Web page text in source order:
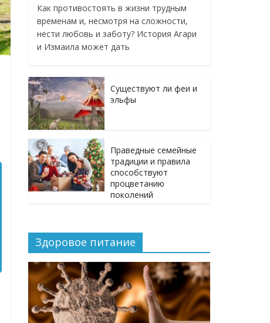
Как противостоять в жизни трудным
временам и, несмотря на сложности,
нести любовь и заботу? История Агари
и Измаила может дать
Существуют ли феи и
эльфы
Праведные семейные
традиции и правила
способствуют
процветанию
поколений
Здоровое питание